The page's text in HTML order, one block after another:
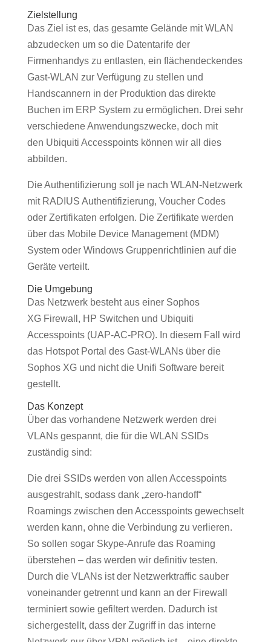
Zielstellung
Das Ziel ist es, das gesamte Gelände mit WLAN
abzudecken um so die Datentarife der
Firmenhandys zu entlasten, ein flächendeckendes
Gast-WLAN zur Verfügung zu stellen und
Handscannern in der Produktion das direkte
Buchen im ERP System zu ermöglichen. Drei sehr
verschiedene Anwendungszwecke, doch mit
den Ubiquiti Accesspoints können wir all dies
abbilden.
Die Authentifizierung soll je nach WLAN-Netzwerk
mit RADIUS Authentifizierung, Voucher Codes
oder Zertifikaten erfolgen. Die Zertifikate werden
über das Mobile Device Management (MDM)
System oder Windows Gruppenrichtlinien auf die
Geräte verteilt.
Die Umgebung
Das Netzwerk besteht aus einer Sophos
XG Firewall, HP Switchen und Ubiquiti
Accesspoints (UAP-AC-PRO). In diesem Fall wird
das Hotspot Portal des Gast-WLANs über die
Sophos XG und nicht die Unifi Software bereit
gestellt.
Das Konzept
Über das vorhandene Netzwerk werden drei
VLANs gespannt, die für die WLAN SSIDs
zuständig sind:
Die drei SSIDs werden von allen Accesspoints
ausgestrahlt, sodass dank „zero-handoff“
Roamings zwischen den Accesspoints gewechselt
werden kann, ohne die Verbindung zu verlieren.
So sollen sogar Skype-Anrufe das Roaming
überstehen – das werden wir definitiv testen.
Durch die VLANs ist der Netzwerktraffic sauber
voneinander getrennt und kann an der Firewall
terminiert sowie gefiltert werden. Dadurch ist
sichergestellt, dass der Zugriff in das interne